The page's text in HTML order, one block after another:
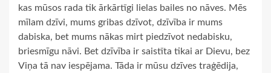
kas mūsos rada tik ārkārtīgi lielas bailes no nāves. Mēs
mīlam dzīvi, mums gribas dzīvot, dzīvība ir mums
dabiska, bet mums nākas mirt piedzīvot nedabisku,
briesmīgu nāvi. Bet dzīvība ir saistīta tikai ar Dievu, bez
Viņa tā nav iespējama. Tāda ir mūsu dzīves traģēdija,